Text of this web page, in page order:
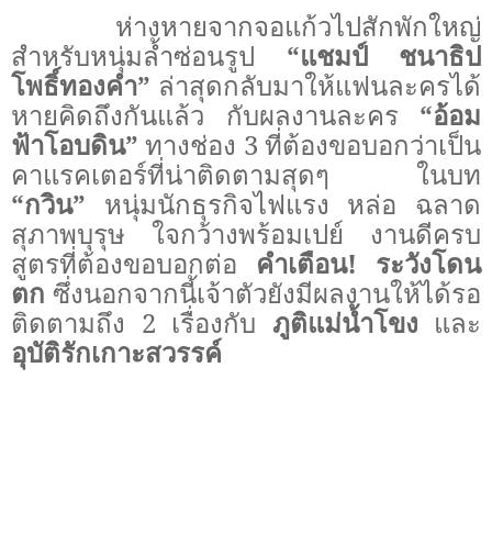
ห่างหายจากจอแก้วไปสักพักใหญ่
สำหรับหนุ่มล้ำซ่อนรูป “แชมป์ ชนาธิป
โพธิ์ทองคำ” ล่าสุดกลับมาให้แฟนละครได้
หายคิดถึงกันแล้ว กับผลงานละคร “อ้อม
ฟ้าโอบดิน” ทางช่อง 3 ที่ต้องขอบอกว่าเป็น
คาแรคเตอร์ที่น่าติดตามสุดๆ ในบท
“กวิน” หนุ่มนักธุรกิจไฟแรง หล่อ ฉลาด
สุภาพบุรุษ ใจกว้างพร้อมเปย์ งานดีครบ
สูตรที่ต้องขอบอกต่อ คำเตือน! ระวังโดน
ตก ซึ่งนอกจากนี้เจ้าตัวยังมีผลงานให้ได้รอ
ติดตามถึง 2 เรื่องกับ ภูติแม่น้ำโขง และ
อุบัติรักเกาะสวรรค์